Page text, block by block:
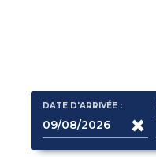
DATE D'ARRIVÉE :